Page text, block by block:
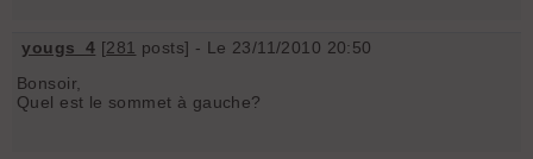
yougs_4 [281 posts] - Le 23/11/2010 20:50
Bonsoir,
Quel est le sommet à gauche?